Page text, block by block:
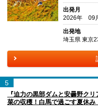
出発月
2026年 09
出発地
埼玉県 東京
5
『迫力の黒部ダムと安曇野ク
菜の収穫！白馬で過ごす夏休